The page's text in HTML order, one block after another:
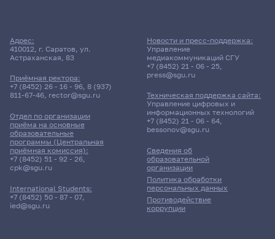
Адрес:
410012, г. Саратов, ул.
Астраханская, 83
Приёмная ректора:
+7 (8452) 26 - 16 - 96, 8 (937)
811-67-46, rector@sgu.ru
Отдел по организации
приёма на основные
образовательные
программы (Центральная
приёмная комиссия):
+7 (8452) 51 - 92 - 26,
cpk@sgu.ru
International Students:
+7 (8452) 50 - 87 - 07,
ied@sgu.ru
Сведения об
образовательной
организации
Политика обработки
персональных данных
Противодействие
коррупции
Новости и пресс-поддержка:
Управление
медиакоммуникаций СГУ
+7 (8452) 21 - 06 - 25,
press@sgu.ru
Техническая поддержка сайта:
Управление цифровых и
информационных технологий
+7 (8452) 21 - 06 - 64,
bessonov@sgu.ru